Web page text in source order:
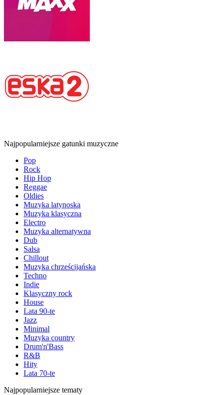
Najpopularniejsze gatunki muzyczne
Pop
Rock
Hip Hop
Reggae
Oldies
Muzyka latynoska
Muzyka klasyczna
Electro
Muzyka alternatywna
Dub
Salsa
Chillout
Muzyka chrześcijańska
Techno
Indie
Klasyczny rock
House
Lata 90-te
Jazz
Minimal
Muzyka country
Drum'n'Bass
R&B
Hity
Lata 70-te
Najpopularniejsze tematy